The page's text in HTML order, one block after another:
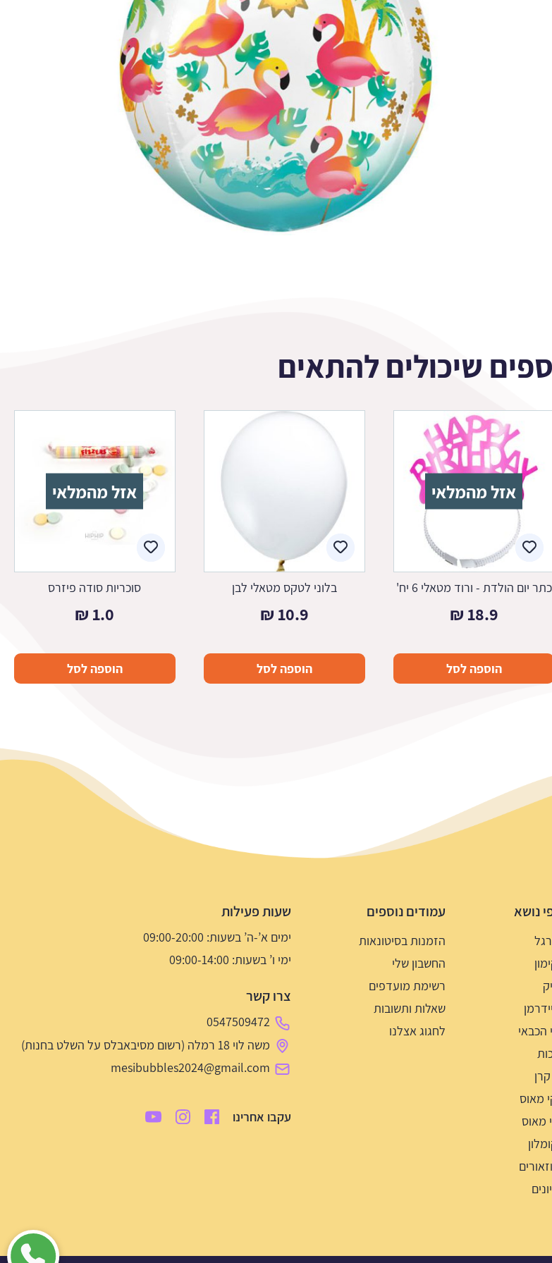
שיכולים להתאים
אזל מהמלאי
כתר יום הולדת - ורוד מטאלי 6 יח'
18.9
₪
הוספה לסל
בלוני לטקס מטאלי לבן
10.9
₪
הוספה לסל
אזל מהמלאי
סוכריות סודה פיזרס
1.0
₪
הוספה לסל
נושא
הכבאי
מאוס
מאוס
עמודים נוספים
הזמנות בסיטונאות
החשבון שלי
רשימת מועדפים
שאלות ותשובות
לחגוג אצלנו
שעות פעילות
ימים א’-ה’ בשעות: 09:00-20:00
ימי ו’ בשעות: 09:00-14:00
צרו קשר
0547509472
משה לוי 18 רמלה (רשום מסיבאבלס על השלט בחנות)
mesibubbles2024@gmail.com
עקבו אחרינו